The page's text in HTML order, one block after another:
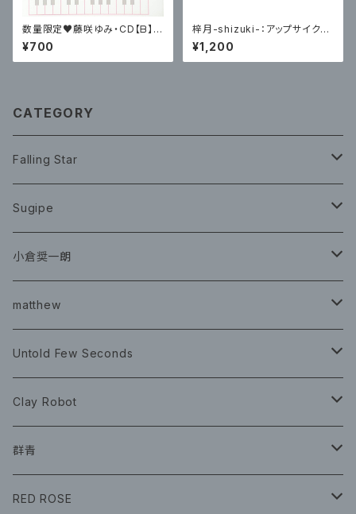
数量限定♥️藤咲ゆみ・CD【ᗷ】7
00円（CD ＋ 藤咲ゆみサイン入
りブロマイド）
¥700
梓月-shizuki-：アップサイクル
コースター(シナ丸型)
¥1,200
CATEGORY
Falling Star
CD
グッズ
チェキ ブロマイド
イベント
ツアーグッズ
Sugipe
チケット
CD
グッズ
小倉奨一朗
イベント
グッズ
CD
matthew
Book
CD
Untold Few Seconds
グッズ
CD
Clay Robot
グッズ
CD
群青
イベント
RED ROSE